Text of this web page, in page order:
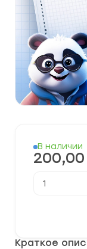
Краткое
В наличии
200,00
товара
РОКО